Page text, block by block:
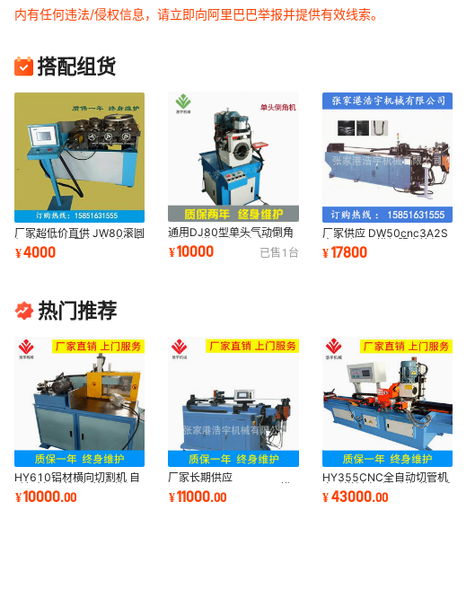
内有任何违法/侵权信息，请立即向阿里巴巴举报并提供有效线索。
搭配组货
厂家超低价直供 JW80滚圆
机 卷弯机 打圈机 弯弧机 弯
大鹏管圆弧
¥4000
通用DJ80型单头气动倒角
机气压半自动落地式管棒立
式
¥10000 已售 1 台
厂家供应 DW50cnc3A2S
全自动二层模伺服弯管机，
三维立体全自动弯
¥17800
热门推荐
HY610铝材横向切割机 自
动铝材下料机 铝管铝棒切
断机厂家供应
¥10000.00
厂家长期供应
DW18CNC3A-2S双层模
全自动弯管机三维立体弯管
¥11000.00
HY355CNC全自动切管机
自动送料自动切割钢管无毛
刺金属切管机
¥43000.00